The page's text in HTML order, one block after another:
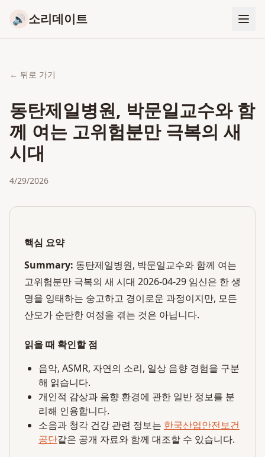
🔊 소리데이트
← 뒤로 가기
동탄제일병원, 박문일교수와 함
께 여는 고위험분만 극복의 새
시대
4/29/2026
핵심 요약
Summary: 동탄제일병원, 박문일교수와 함께 여는
고위험분만 극복의 새 시대 2026-04-29 임신은 한 생
명을 잉태하는 숭고하고 경이로운 과정이지만, 모든
산모가 순탄한 여정을 겪는 것은 아닙니다.
읽을 때 확인할 점
음악, ASMR, 자연의 소리, 일상 음향 경험을 구분
해 읽습니다.
개인적 감상과 음향 환경에 관한 일반 정보를 분
리해 인용합니다.
소음과 청각 건강 관련 정보는 한국산업안전보건
공단같은 공개 자료와 함께 대조할 수 있습니다.